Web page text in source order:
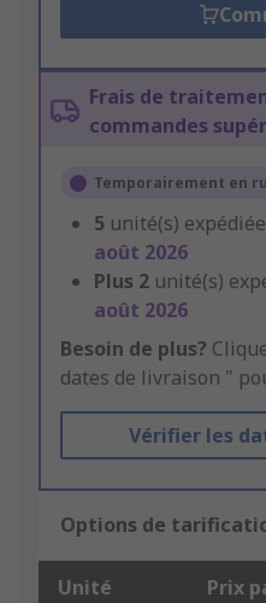
Frais de
commandes
Temporairement en
5 unité(s)
août 2026
Plus 2 unité(s)
août 2026
Besoin de plus?
dates de livraison "
Vérifier les
Options de
Unité Prix